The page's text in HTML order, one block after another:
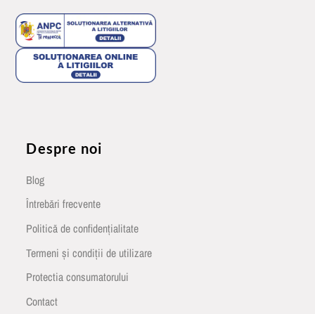
Despre noi
Blog
Întrebări frecvente
Politică de confidențialitate
Termeni și condiții de utilizare
Protectia consumatorului
Contact